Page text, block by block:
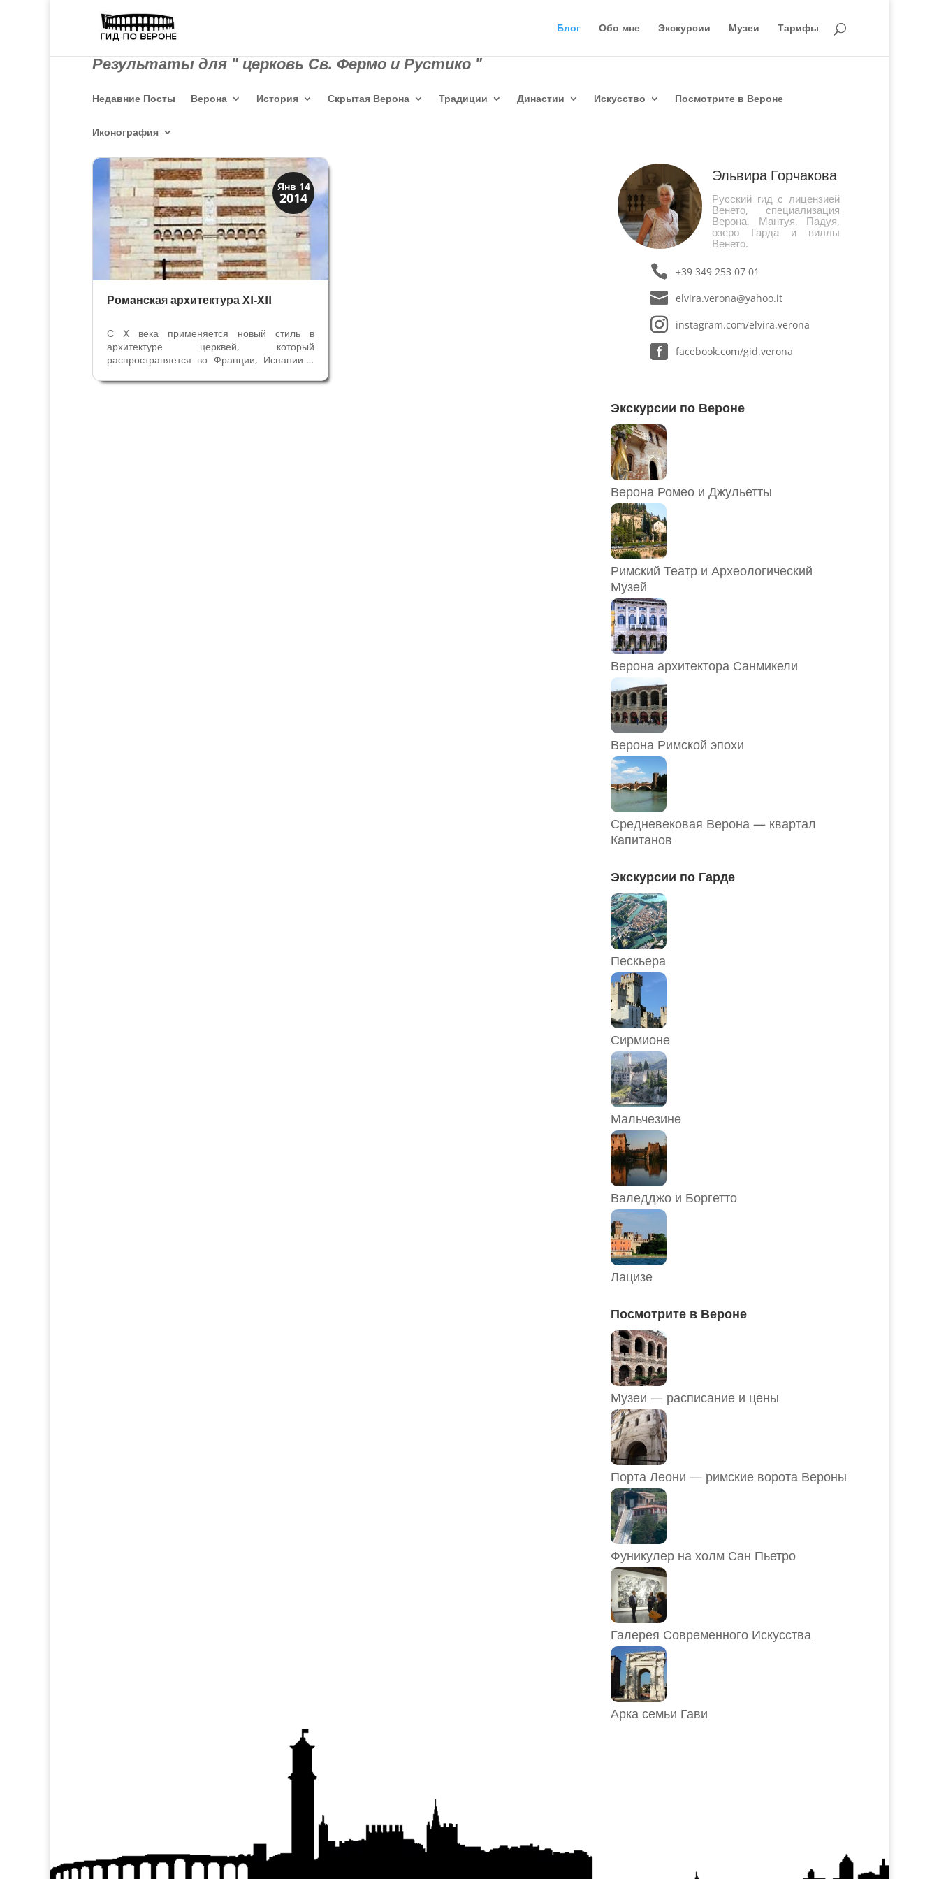
Блог Обо мне Экскурсии Музеи Тарифы
Результаты для " церковь Св. Фермо и Рустико "
Недавние Посты Верона История Скрытая Верона Традиции Династии Искусство Посмотрите в Вероне
Иконография
Янв 14
2014
Архитектура
Искусство
Романская архитектура XI-XII
С Х века применяется новый стиль в
архитектуре церквей, который
распространяется во Франции, Испании и
религиозные здания Вероны и провинции
Эльвира Горчакова
Русский гид с лицензией
Венето, специализация
Верона, Мантуя, Падуя,
озеро Гарда и виллы
Венето.
+39 349 253 07 01
elvira.verona@yahoo.it
instagram.com/elvira.verona
facebook.com/gid.verona
Экскурсии по Вероне
Верона Ромео и Джульетты
Римский Театр и Археологический
Музей
Верона архитектора Санмикели
Верона Римской эпохи
Средневековая Верона — квартал
Капитанов
Экскурсии по Гарде
Пескьера
Сирмионе
Мальчезине
Валедджо и Боргетто
Лацизе
Посмотрите в Вероне
Музеи — расписание и цены
Порта Леони — римские ворота Вероны
Фуникулер на холм Сан Пьетро
Галерея Современного Искусства
Арка семьи Гави